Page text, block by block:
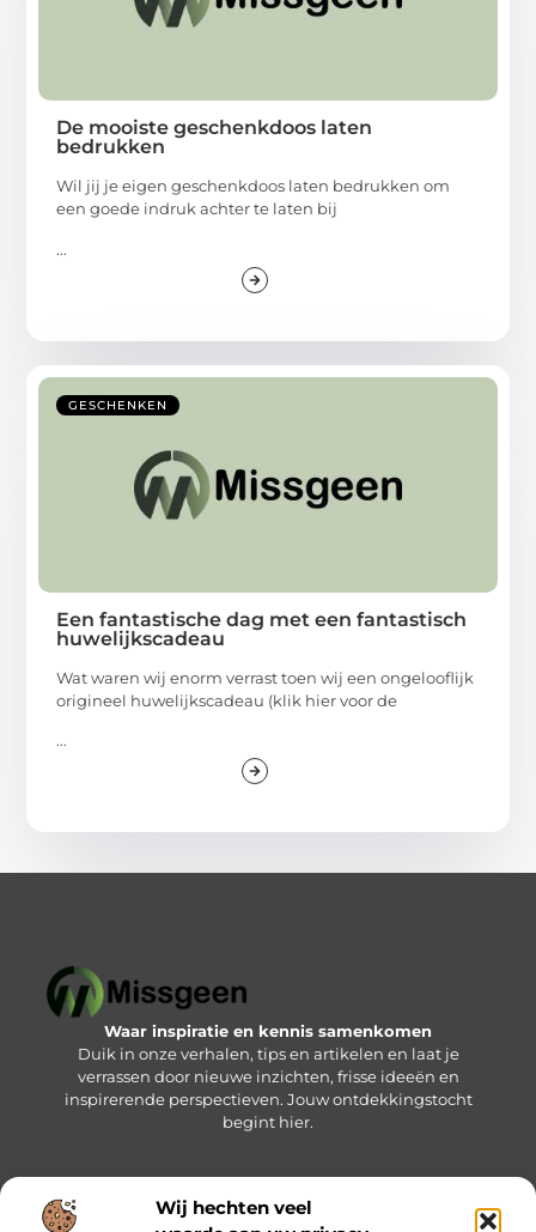
Wij hechten veel
De mooiste geschenkdoos laten
bedrukken
Wil jij je eigen geschenkdoos laten bedrukken om
een goede indruk achter te laten bij
...
GESCHENKEN
Een fantastische dag met een fantastisch
huwelijkscadeau
Wat waren wij enorm verrast toen wij een ongelooflijk
origineel huwelijkscadeau (klik hier voor de
...
Waar inspiratie en kennis samenkomen
Duik in onze verhalen, tips en artikelen en laat je
verrassen door nieuwe inzichten, frisse ideeën en
inspirerende perspectieven. Jouw ontdekkingstocht
begint hier.
Bericht categorie